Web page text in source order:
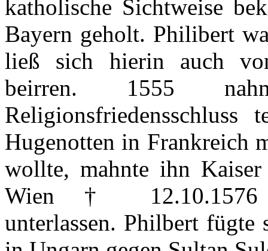
katholische Sichtweise
Bayern geholt. Philibert
ließ
sich hierin auch
beirren. 1555
Religionsfriedensschluss
Hugenotten in Frankreich
wollte, mahnte ihn
Wien †
unterlassen. Philbert fügte